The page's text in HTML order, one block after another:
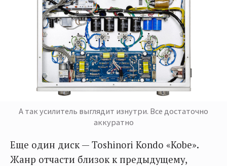
А так усилитель выглядит изнутри. Все достаточно
аккуратно
Еще один диск — Toshinori Kondo «Kobe».
Жанр отчасти близок к предыдущему,